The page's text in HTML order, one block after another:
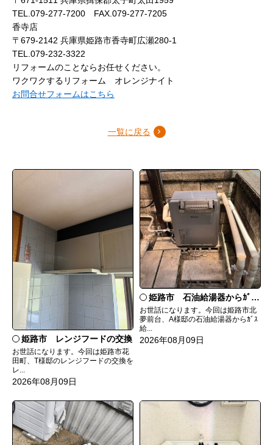
TEL.079-277-7200 FAX.079-277-7205
香寺店
〒679-2142 兵庫県姫路市香寺町広瀬280-1
TEL.079-232-3322
リフォームのことならお任せください。
ワクワクするリフォーム オレンジナイト
お問合せフォームはこちら
一覧に戻る
姫路市 レンジフードの交換
お世話になります。今回は姫路市花
田町、T様邸のレンジフードの交換を
レ...
2026年08月09日
姫路市 石油給湯器からｶﾞｽ給湯器へ取替
お世話になります。今回は姫路市北
夢前台、A様邸の石油給湯器からｶﾞｽ
給...
2026年08月09日